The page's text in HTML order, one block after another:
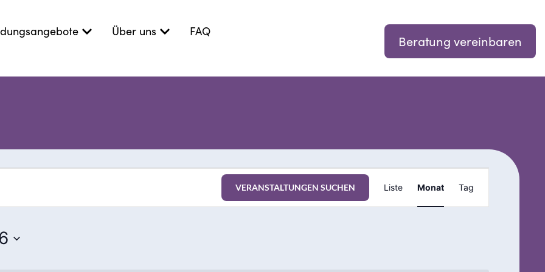
Über uns FAQ
Beratung vereinbaren
VERANSTALTUNGEN SUCHEN
Veranstaltung
Ansichten-
Liste Monat Tag